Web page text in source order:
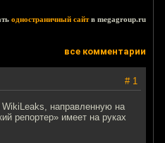
одностраничный сайтв megagroup.ru
все комментарии
# 1
направленную на
репортер» имеет на руках